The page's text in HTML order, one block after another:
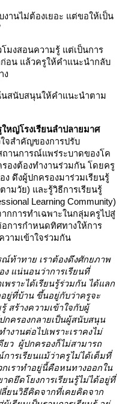
งานไม่ต้องเยอะ แต่ขอให้เป็น
มงสอนความรู้ แต่เป็นการ
อน แล้วครูให้คำแนะนำกลับ
ง
นสนับสนุนให้คำแนะนำตาม
โรงเรียนลำปลายมาศ
จสำคัญของการปรับ
ถานการณ์แพร่ระบาดของโค
องต้องทำงานร่วมกัน โดยครู
ง ดึงผู้ปกครองมาร่วมเรียนรู้
ามวัย) และรู้วิธีการเรียนรู้
Learning Community)
กการทำเฉพาะในกลุ่มครูไปสู่
การกำหนดทิศทางให้การ
ามเข้าใจร่วมกัน
ทาย เราต้องดึงศักยภาพ
ง แน่นอนว่าการเรียนที่
พราะได้เรียนรู้ร่วมกัน ได้แลก
อยู่ที่บ้าน ขึ้นอยู่กับว่าครูจะ
สร้างความเข้าใจกับผู้
กครองกลายเป็นผู้สนับสนุน
งานต่อไปเพราะเราคงไม่
ยว ผู้ปกครองก็ไม่สามารถ
ารเรียนแม้ว่าครูไม่ได้เต็มที่
เราทำอยู่นี้คือหนทางออกใน
ดยึดโยงการเรียนรู้ไม่ได้อยู่ที่
ลี่ยนวิธีคิดจากที่เคยคิดจาก